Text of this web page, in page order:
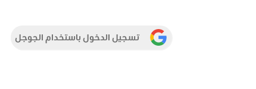
تسجيل الدخول باستخدام الجوجل